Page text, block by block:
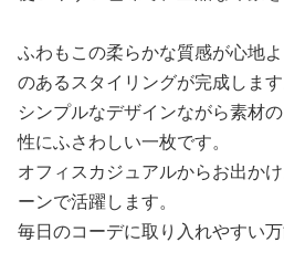
ふわもこの柔らかな質感が心地
のあるスタイリングが完成します
シンプルなデザインながら素材
性にふさわしい一枚です。
オフィスカジュアルからお出か
ーンで活躍します。
毎日のコーデに取り入れやすい万